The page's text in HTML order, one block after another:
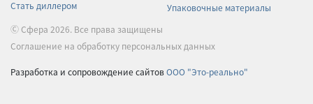
Стать диллером
Упаковочные материалы
Ⓒ Сфера 2026. Все права защищены
Соглашение на обработку персональных данных
Разработка и сопровождение сайтовООО "Это-реально"